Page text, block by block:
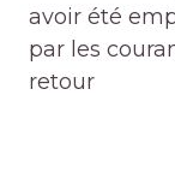
avoir été
par les
retour